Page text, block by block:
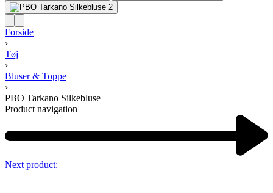
Forside
›
Tøj
›
Bluser & Toppe
›
PBO Tarkano Silkebluse
Product navigation
Next product: